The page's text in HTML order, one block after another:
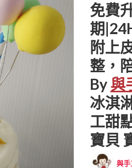
免費
期
附上
整，
By與
冰淇
工甜
寶貝
與